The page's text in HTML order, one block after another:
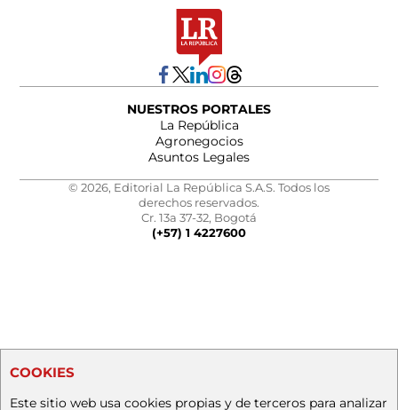
NUESTROS PORTALES
La República
Agronegocios
Asuntos Legales
© 2026, Editorial La República S.A.S. Todos los
derechos reservados.
Cr. 13a 37-32, Bogotá
(+57) 1 4227600
COOKIES
Este sitio web usa cookies propias y de terceros para analizar